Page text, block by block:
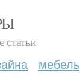
статьи
мебель